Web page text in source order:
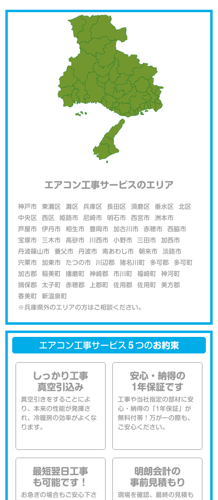
エアコン工事サービスのエリア
神戸市 東灘区 灘区 兵庫区 長田区 須磨区 垂水区
北区
中央区
西区 姫路市 尼崎市 明石市 西宮市
洲本市
芦屋市
伊丹市 相生市 豊岡市 加古川市 赤穂市
西脇市
宝塚市
三木市 高砂市 川西市 小野市 三田市
加西市
丹波篠山市
養父市 丹波市 南あわじ市 朝来市
淡路市
宍粟市
加東市 たつの市 川辺郡 猪名川町 多可郡
多可町
加古郡
稲美町 播磨町 神崎郡 市川町 福崎町
神河町
揖保郡
太子町 赤穂郡 上郡町 佐用郡 佐用町
美方郡
香美町
新温泉町
※兵庫県外のエリアの方はご相談ください。
エアコン工事サービス ５ つのお約束
しっかり工事
真空引込み
真空引きをすることによ
り、本来の性能が発揮さ
れ、冷暖房の効率がよくな
ります。
安心・納得の
1年保証です
工事や当社指定の部材に安
心・納得の「1年保証」が
無料付帯！万が一の際も、
ご安心ください。
最短翌日工事
も可能です！
お急ぎの場合もご安心下さ
明朗会計の
事前見積もり
現場を確認、最終の見積も